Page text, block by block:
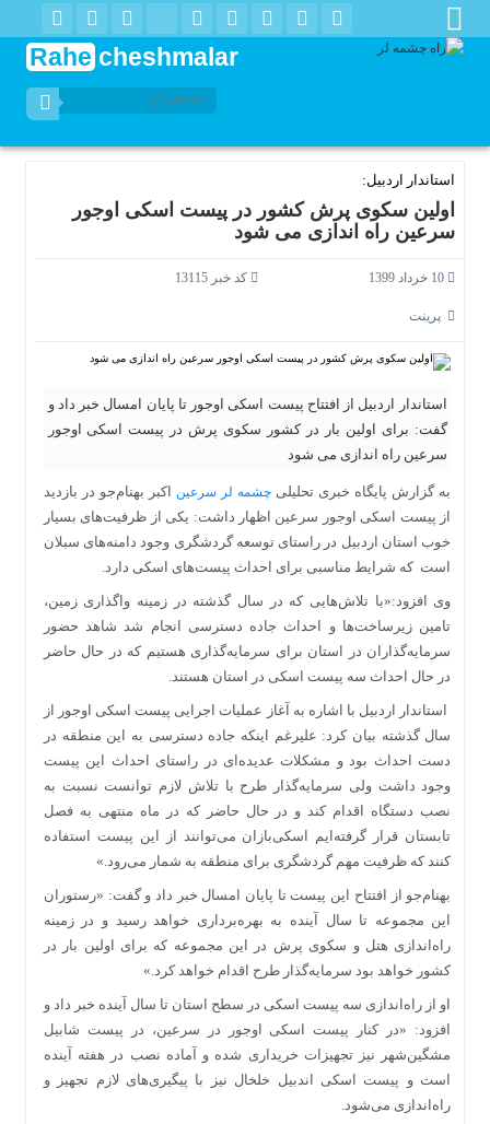
Rahe cheshmalar
استاندار اردبیل:
اولین سکوی پرش کشور در پیست اسکی اوجور
سرعین راه اندازی می شود
کد خبر 13115
پرینت
استاندار اردبیل از افتتاح پیست اسکی اوجور تا پایان امسال خبر داد و
گفت:‌ برای اولین بار در کشور سکوی پرش در پیست اسکی اوجور
سرعین راه ‌اندازی می ‌شود
به گزارش پایگاه خبری تحلیلی چشمه لر سرعین اکبر بهنام‌جو در بازدید
از پیست اسکی اوجور سرعین اظهار داشت: یکی از ظرفیت‌های بسیار
خوب استان اردبیل در راستای توسعه گردشگری وجود دامنه‌های سبلان
است که شرایط مناسبی برای احداث پیست‌های اسکی دارد.
وی افزود:«با تلاش‌هایی که در سال گذشته در زمینه واگذاری زمین،
تامین زیرساخت‌ها و احداث جاده دسترسی انجام شد شاهد حضور
سرمایه‌گذاران در استان برای سرمایه‌گذاری هستیم که در حال حاضر
در حال احداث سه پیست اسکی در استان هستند.
استاندار اردبیل با اشاره به آغاز عملیات اجرایی پیست اسکی اوجور از
سال گذشته بیان کرد: علیرغم اینکه جاده دسترسی به این منطقه در
دست احداث بود و مشکلات عدیده‌ای در راستای احداث این پیست
وجود داشت ولی سرمایه‌گذار طرح با تلاش لازم توانست نسبت به
نصب دستگاه اقدام کند و در حال حاضر که در ماه منتهی به فصل
تابستان قرار گرفته‌ایم اسکی‌بازان می‌توانند از این پیست استفاده
کنند که ظرفیت مهم گردشگری برای منطقه به شمار می‌رود.»
بهنام‌جو از افتتاح این پیست تا پایان امسال خبر داد و گفت:‌ «رستوران
این مجموعه تا سال آینده به بهره‌برداری خواهد رسید و در زمینه
راه‌اندازی هتل و سکوی پرش در این مجموعه که برای اولین بار در
کشور خواهد بود سرمایه‌گذار طرح اقدام خواهد کرد.»
او از راه‌اندازی سه پیست اسکی در سطح استان تا سال آینده خبر داد و
افزود:‌ «در کنار پیست اسکی اوجور در سرعین، در پیست شابیل
مشگین‌شهر نیز تجهیزات خریداری شده و آماده نصب در هفته آینده
است و پیست اسکی اندبیل خلخال نیز با پیگیری‌های لازم تجهیز و
راه‌اندازی می‌شود.